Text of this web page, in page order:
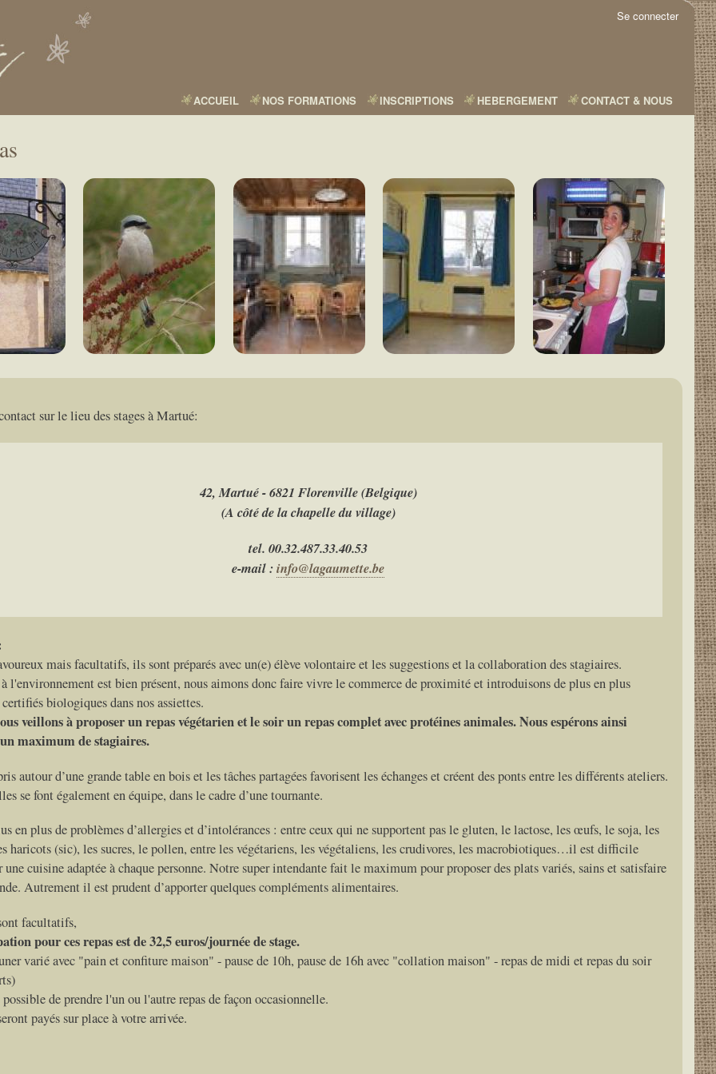
Se connecter
ACCUEIL NOS FORMATIONS INSCRIPTIONS HEBERGEMENT CONTACT & NOUS
sur le lieu des stages à Martué:
42, Martué - 6821 Florenville (Belgique)
(A côté de la chapelle du village)
tel. 00.32.487.33.40.53
e-mail :info@lagaumette.be
mais facultatifs, ils sont préparés avec un(e) élève volontaire et les suggestions et la collaboration des stagiaires.
l'environnement est bien présent, nous aimons donc faire vivre le commerce de proximité et introduisons de plus en plus
biologiques dans nos assiettes.
veillons à proposer un repas végétarien et le soir un repas complet avec protéines animales. Nous espérons ainsi
maximum de stagiaires.
autour d’une grande table en bois et les tâches partagées favorisent les échanges et créent des ponts entre les différents ateliers.
se font également en équipe, dans le cadre d’une tournante.
en plus de problèmes d’allergies et d’intolérances : entre ceux qui ne supportent pas le gluten, le lactose, les œufs, le soja, les
haricots (sic), les sucres, le pollen, entre les végétariens, les végétaliens, les crudivores, les macrobiotiques…il est difficile
une cuisine adaptée à chaque personne. Notre super intendante fait le maximum pour proposer des plats variés, sains et satisfaire
Autrement il est prudent d’apporter quelques compléments alimentaires.
facultatifs,
pour ces repas est de32,5 euros/journée de stage.
varié avec "pain et confiture maison" - pause de 10h, pause de 16h avec "collation maison" - repas de midi et repas du soir
de prendre l'un ou l'autre repas de façon occasionnelle.
payés sur place à votre arrivée.